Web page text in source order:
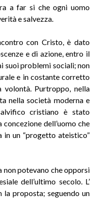
a far si che ogni uomo
e salvezza.
con Cristo, è dato
e di azione, entro il
suoi problemi sociali; non
e in costante corretto
Purtroppo, nella
nella società moderna e
cristiano è stato
dell’uomo che
in un “progetto ateistico”
potevano che opporsi
dell’ultimo secolo. L’
la proposta; seguendo un